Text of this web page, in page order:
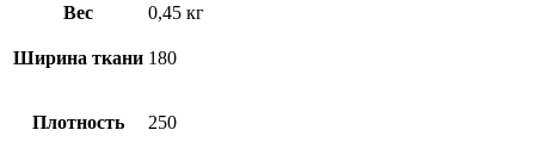
Вес 0,45 кг
Ширина ткани 180
Плотность 250